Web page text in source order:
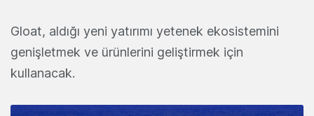
Gloat, aldığı yeni yatırımı yetenek ekosistemini
genişletmek ve ürünlerini geliştirmek için
kullanacak.